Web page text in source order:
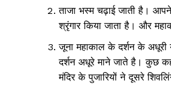
ताजा भस्म चढ़ाई जाती है।
श्रृंगार किया जाता है। और
जूना महाकाल के दर्शन के अधूरी
दर्शन अधूरे माने जाते है। कुछ
मंदिर के पुजारियों ने दूसरे